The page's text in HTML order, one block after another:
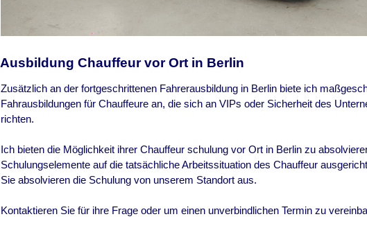
Ausbildung Chauffeur vor Ort in Berlin
Zusätzlich an der fortgeschrittenen Fahrerausbildung in Berlin biete ich
Fahrausbildungen für Chauffeure an, die sich an VIPs oder Sicherheit des
richten.
Ich bieten die Möglichkeit ihrer Chauffeur schulung vor Ort in Berlin zu
Schulungselemente auf die tatsächliche Arbeitssituation des Chauffeur
Sie absolvieren die Schulung von unserem Standort aus.
Kontaktieren Sie für ihre Frage oder um einen unverbindlichen Termin zu